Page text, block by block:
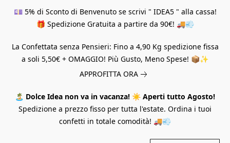
💷 5% di Sconto di Benvenuto se scrivi " IDEA5 " alla cassa!
🎁 Spedizione Gratuita a partire da 90€! 🚚💨
La Confettata senza Pensieri: Fino a 4,90 Kg spedizione fissa
a soli 5,50€ + OMAGGIO! Più Gusto, Meno Spese! 📦✨
APPROFITTA ORA
🏝️ Dolce Idea non va in vacanza! ☀️ Aperti tutto Agosto!
Spedizione a prezzo fisso per tutta l'estate. Ordina i tuoi
confetti in totale comodità! 🚚💨